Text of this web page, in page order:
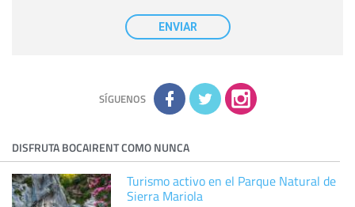
con carácter general, sólo el personal de
nuestra entidad que esté debidamente autorizado podrá
tener conocimiento de la información que le pedimos. No se
comunicarán datos a terceros.
adicional y detallada sobre cómo tratamos sus datos en la
política de privacidad
ENVIAR
SÍGUENOS
DISFRUTA BOCAIRENT COMO NUNCA
Turismo activo en el Parque Natural de
Sierra Mariola